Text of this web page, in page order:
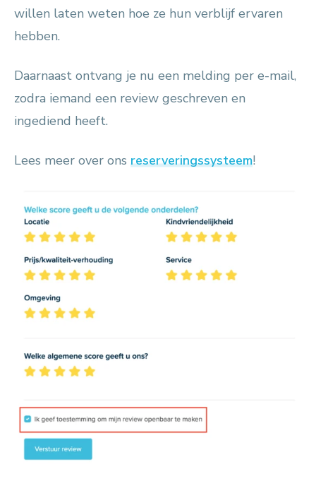
willen laten weten hoe ze hun verblijf ervaren
hebben.
Daarnaast ontvang je nu een melding per e-mail,
zodra iemand een review geschreven en
ingediend heeft.
Lees meer over ons reserveringssysteem!